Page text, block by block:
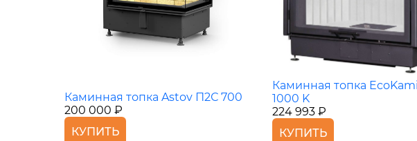
Каминная топка Astov П2С 700
200 000 ₽
КУПИТЬ
Каминная топка
1000 K
224 993 ₽
КУПИТЬ